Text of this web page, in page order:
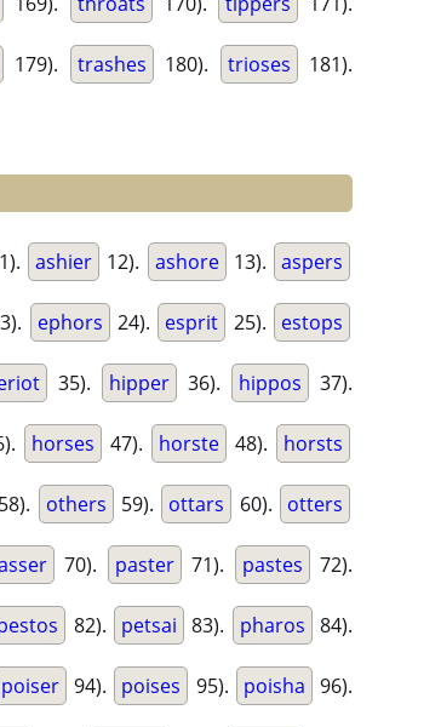
179). trashes 180). trioses 181).
ashier 12). ashore 13). aspers
ephors 24). esprit 25). estops
35). hipper 36). hippos 37).
horses 47). horste 48). horsts
58). others 59). ottars 60). otters
70). paster 71). pastes 72).
82). petsai 83). pharos 84).
poiser 94). poises 95). poisha 96).